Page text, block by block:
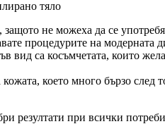
не можеха да се
процедурите на модерната
вид са косъмчетата, които
което много бързо след
резултати при всички